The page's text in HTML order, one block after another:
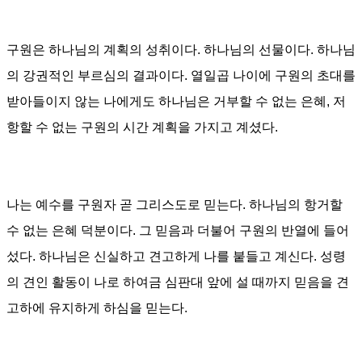
구원은 하나님의 계획의 성취이다. 하나님의 선물이다. 하나님
의 강권적인 부르심의 결과이다. 열일곱 나이에 구원의 초대를
받아들이지 않는 나에게도 하나님은 거부할 수 없는 은혜, 저
항할 수 없는 구원의 시간 계획을 가지고 계셨다.
나는 예수를 구원자 곧 그리스도로 믿는다. 하나님의 항거할
수 없는 은혜 덕분이다. 그 믿음과 더불어 구원의 반열에 들어
섰다. 하나님은 신실하고 견고하게 나를 붙들고 계신다. 성령
의 견인 활동이 나로 하여금 심판대 앞에 설 때까지 믿음을 견
고하에 유지하게 하심을 믿는다.